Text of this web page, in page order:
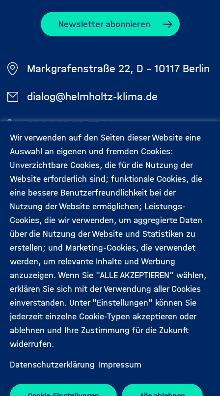
Wir verwenden auf den Seiten dieser Website eine
Auswahl an eigenen und fremden Cookies:
Unverzichtbare Cookies, die für die Nutzung der
Website erforderlich sind; funktionale Cookies, die
eine bessere Benutzerfreundlichkeit bei der
Nutzung der Website ermöglichen; Leistungs-
Cookies, die wir verwenden, um aggregierte Daten
über die Nutzung der Website und Statistiken zu
erstellen; und Marketing-Cookies, die verwendet
werden, um relevante Inhalte und Werbung
anzuzeigen. Wenn Sie "ALLE AKZEPTIEREN" wählen,
erklären Sie sich mit der Verwendung aller Cookies
einverstanden. Unter "Einstellungen" können Sie
jederzeit einzelne Cookie-Typen akzeptieren oder
ablehnen und Ihre Zustimmung für die Zukunft
widerrufen.
Datenschutzerklärung Impressum
Newsletter abonnieren
Markgrafenstraße 22, D - 10117 Berlin
dialog@helmholtz-klima.de
030 206 79 57 44
Footermenü
(Hauptseite)
Aktuelles Kontakt
Veranstaltungen Datenschutz
Expert:innen Impressum
Folgen Sie uns: